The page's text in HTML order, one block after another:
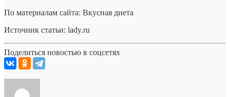
По материалам сайта: Вкусная диета
Источник cтатьи: lady.ru
Поделиться новостью в соцсетях